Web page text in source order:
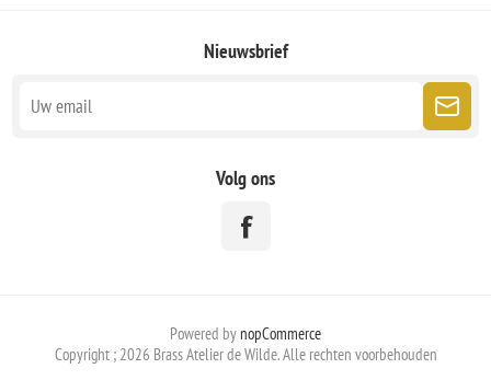
Nieuwsbrief
Volg ons
Powered by nopCommerce
Copyright ; 2026 Brass Atelier de Wilde. Alle rechten voorbehouden